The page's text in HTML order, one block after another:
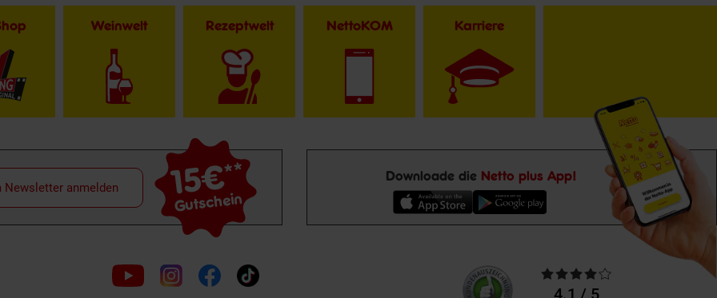
Weinwelt Rezeptwelt NettoKOM Karriere
15€**
Gutschein
Newsletter anmelden
Downloade die Netto plus App!
Folge
uns
Unsere
Kundenbewertungen
Durchschnittliche
Bewertungen4.1 / 5